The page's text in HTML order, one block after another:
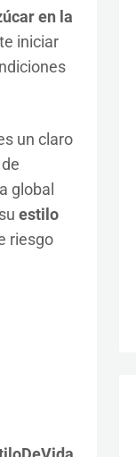
en la
iniciar
un claro
global
estilo
riesgo